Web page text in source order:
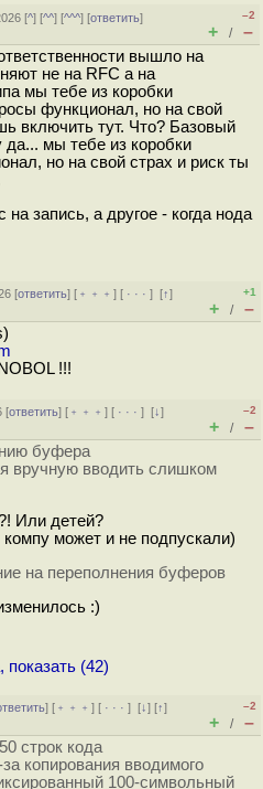
[^] [^^] [^^^] [ответить]
–2
+ / –
вышло на
не на RFC а на
мы тебе из коробки
функционал, но на свой
включить тут. Что? Базовый
мы тебе из коробки
но на свой страх и риск ты
запись, а другое - когда нода
[ответить] [ ﹢﹢﹢] [ · · ·][↑]
+1
+ / –
!!!
[ответить] [ ﹢﹢﹢] [ · · ·][↓]
–2
+ / –
буфера
вручную вводить слишком
Или детей?
может и не подпускали)
на переполнения буферов
:)
показать (42)
] [ ﹢﹢﹢] [ · · ·][↓] [↑]
–2
+ / –
строк кода
копирования вводимого
100-символьный